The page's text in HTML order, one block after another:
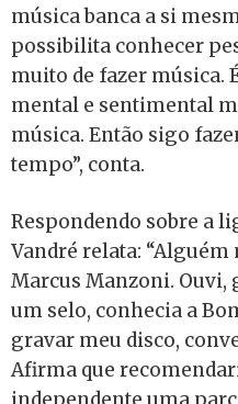
música banca a si
possibilita conhecer
muito de fazer música.
mental e sentimental
música. Então sigo
tempo”, conta.
Respondendo sobre a
Vandré relata:
Marcus Manzoni. Ouvi,
um selo, conhecia a
gravar meu disco,
Afirma que